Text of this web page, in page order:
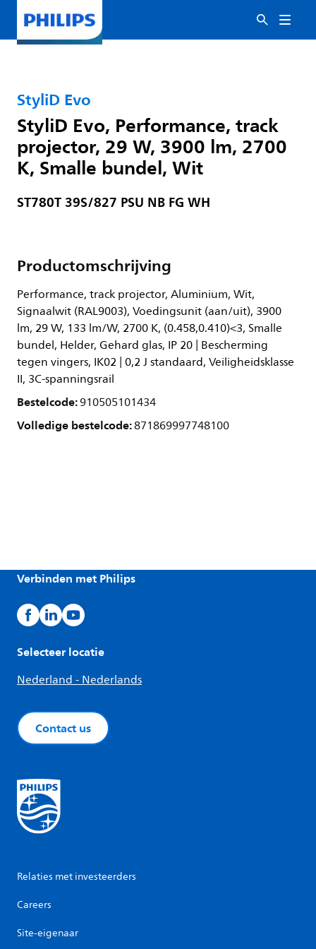
StyliD Evo
StyliD Evo, Performance, track
projector, 29 W, 3900 lm, 2700
K, Smalle bundel, Wit
ST780T 39S/827 PSU NB FG WH
Productomschrijving
Performance, track projector, Aluminium, Wit,
Signaalwit (RAL9003), Voedingsunit (aan/uit), 3900
lm, 29 W, 133 lm/W, 2700 K, (0.458,0.410)<3, Smalle
bundel, Helder, Gehard glas, IP 20 | Bescherming
tegen vingers, IK02 | 0,2 J standaard, Veiligheidsklasse
II, 3C-spanningsrail
Bestelcode:910505101434
Volledige bestelcode:871869997748100
Verbinden met Philips
Selecteer locatie
Nederland - Nederlands
Contact us
Relaties met investeerders
Careers
Site-eigenaar